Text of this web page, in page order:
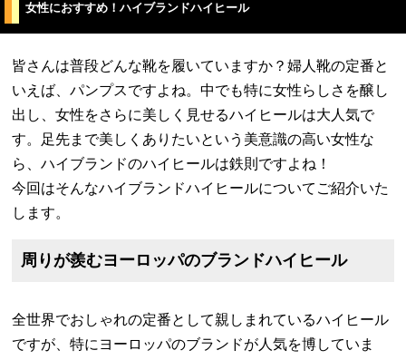
女性におすすめ！ハイブランドハイヒール
皆さんは普段どんな靴を履いていますか？婦人靴の定番と
いえば、パンプスですよね。中でも特に女性らしさを醸し
出し、女性をさらに美しく見せるハイヒールは大人気で
す。足先まで美しくありたいという美意識の高い女性な
ら、ハイブランドのハイヒールは鉄則ですよね！
今回はそんなハイブランドハイヒールについてご紹介いた
します。
周りが羨むヨーロッパのブランドハイヒール
全世界でおしゃれの定番として親しまれているハイヒール
ですが、特にヨーロッパのブランドが人気を博していま